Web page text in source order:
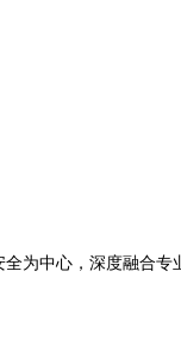
为中心，深度融合